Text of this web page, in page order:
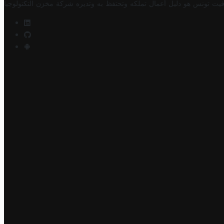
تونس هو دليل أعمال تملكه وتحتفظ به وتديره شركة مخزن التكنولوجيا